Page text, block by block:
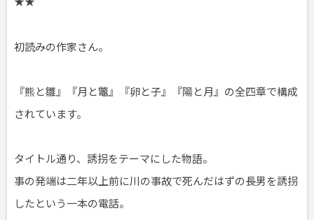
初読みの作家さん。
『熊と雛』『月と鼈』『卵と子』『陽と月』の全四章で構成
されています。
タイトル通り、誘拐をテーマにした物語。
事の発端は二年以上前に川の事故で死んだはずの長男を誘拐
したという一本の電話。